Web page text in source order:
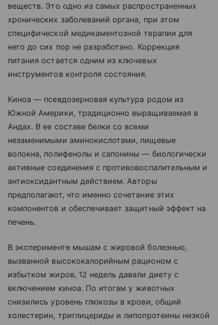
веществ. Это одно из самых распространенных
хронических заболеваний органа, при этом
специфической медикаментозной терапии для
него до сих пор не разработано. Коррекция
питания остается одним из ключевых
инструментов контроля состояния.
Киноа — псевдозерновая культура родом из
Южной Америки, традиционно выращиваемая в
Андах. В ее составе белки со всеми
незаменимыми аминокислотами, пищевые
волокна, полифенолы и сапонины — биологически
активные соединения с противовоспалительным и
антиоксидантным действием. Авторы
предполагают, что именно сочетание этих
компонентов и обеспечивает защитный эффект на
печень.
В эксперименте мышам с жировой болезнью,
вызванной высококалорийным рационом с
избытком жиров, 12 недель давали диету с
включением киноа. По итогам у животных
снизились уровень глюкозы в крови, общий
холестерин, триглицериды и липопротеины низкой